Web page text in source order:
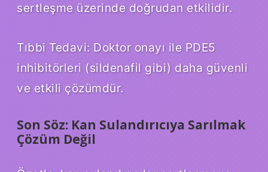
sertleşme üzerinde doğrudan etkilidir.
Tıbbi Tedavi: Doktor onayı ile PDE5
inhibitörleri (sildenafil gibi) daha güvenli
ve etkili çözümdür.
Son Söz: Kan Sulandırıcıya Sarılmak
Çözüm Değil